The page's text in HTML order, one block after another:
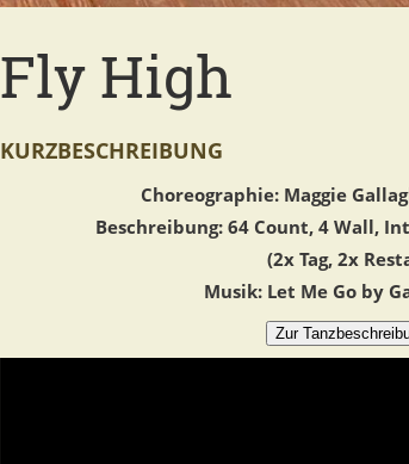
Fly High
KURZBESCHREIBUNG
Choreographie: Maggie
Beschreibung: 64 Count, 4 Wall,
(2x Tag, 2x
Musik: Let Me Go by